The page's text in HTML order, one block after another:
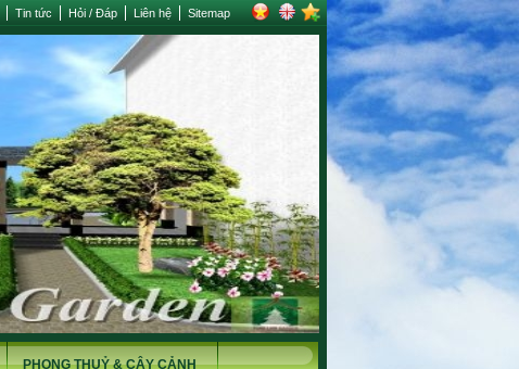
Tin tức Hỏi / Đáp Liên hệ Sitemap
PHONG THUỶ & CÂY CẢNH